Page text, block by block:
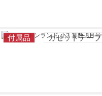
付属品 カセットテープ